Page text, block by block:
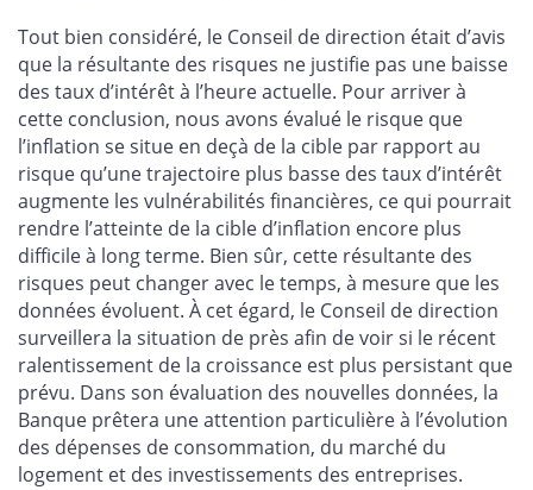
Tout bien considéré, le Conseil de direction était d’avis
que la résultante des risques ne justifie pas une baisse
des taux d’intérêt à l’heure actuelle. Pour arriver à
cette conclusion, nous avons évalué le risque que
l’inflation se situe en deçà de la cible par rapport au
risque qu’une trajectoire plus basse des taux d’intérêt
augmente les vulnérabilités financières, ce qui pourrait
rendre l’atteinte de la cible d’inflation encore plus
difficile à long terme. Bien sûr, cette résultante des
risques peut changer avec le temps, à mesure que les
données évoluent. À cet égard, le Conseil de direction
surveillera la situation de près afin de voir si le récent
ralentissement de la croissance est plus persistant que
prévu. Dans son évaluation des nouvelles données, la
Banque prêtera une attention particulière à l’évolution
des dépenses de consommation, du marché du
logement et des investissements des entreprises.